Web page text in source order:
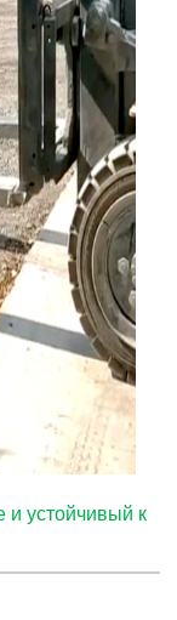
и устойчивый к